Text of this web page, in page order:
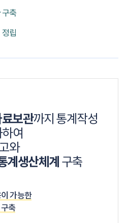
구축
정립
료보관까지 통계작성
여
와
계생산체계 구축
가능한
축